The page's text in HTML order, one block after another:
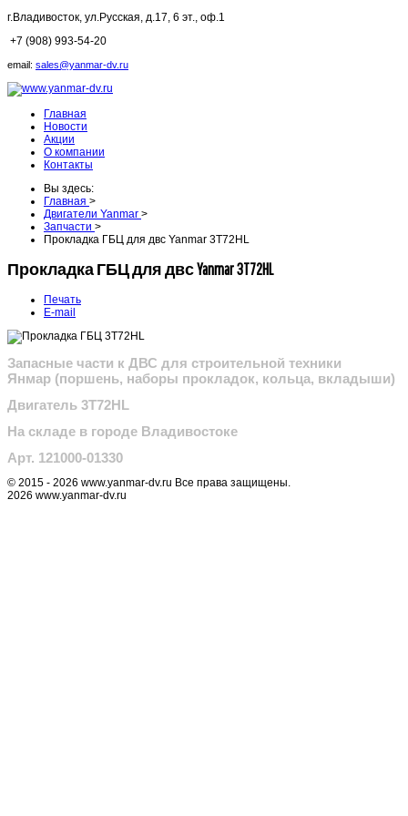
г.Владивосток, ул.Русская, д.17, 6 эт., оф.1
+7 (908) 993-54-20
email: sales@yanmar-dv.ru
Главная
Новости
Акции
О компании
Контакты
Вы здесь:
Главная >
Двигатели Yanmar >
Запчасти >
Прокладка ГБЦ для двс Yanmar 3T72HL
Прокладка ГБЦ для двс Yanmar 3T72HL
Печать
E-mail
Запасные части к ДВС для строительной техники
Янмар (поршень, наборы прокладок, кольца, вкладыши)
Двигатель 3T72HL
На складе в городе Владивостоке
Арт. 121000-01330
© 2015 - 2026 www.yanmar-dv.ru Все права защищены.
2026 www.yanmar-dv.ru